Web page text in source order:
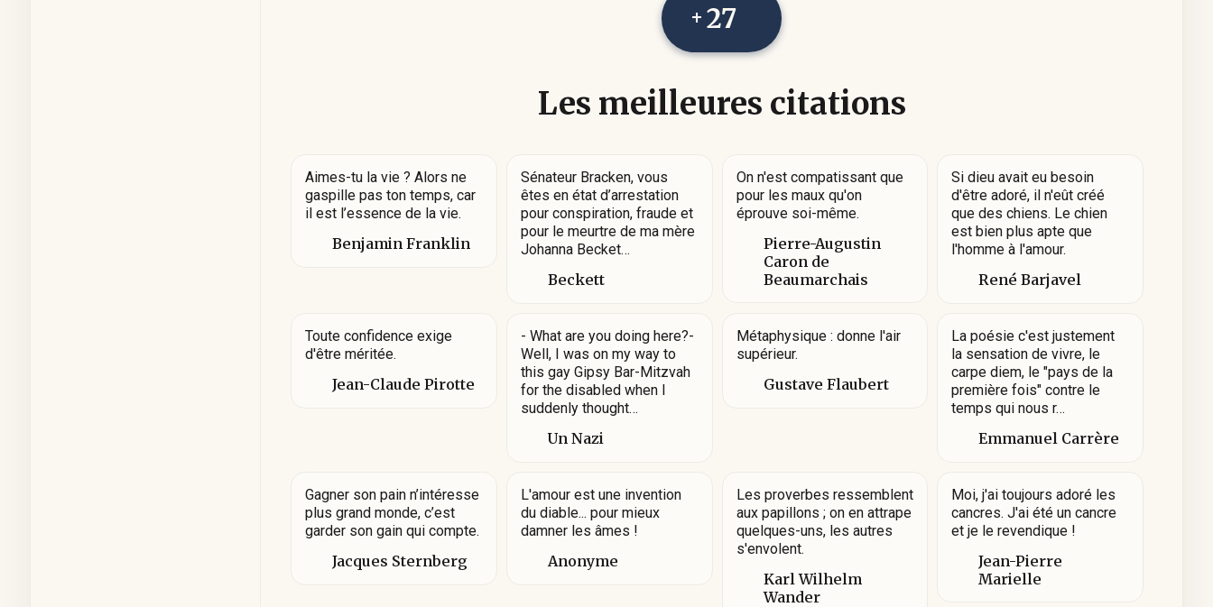
27
Les meilleures citations
Aimes-tu la vie ? Alors ne
gaspille pas ton temps, car
il est l’essence de la vie.
Benjamin Franklin
Sénateur Bracken, vous
êtes en état d’arrestation
pour conspiration, fraude et
pour le meurtre de ma mère
Johanna Becket…
Beckett
On n'est compatissant que
pour les maux qu'on
éprouve soi-même.
Pierre-Augustin
Caron de
Beaumarchais
Si dieu avait eu besoin
d'être adoré, il n'eût créé
que des chiens. Le chien
est bien plus apte que
l'homme à l'amour.
René Barjavel
Toute confidence exige
d'être méritée.
Jean-Claude Pirotte
- What are you doing here?-
Well, I was on my way to
this gay Gipsy Bar-Mitzvah
for the disabled when I
suddenly thought…
Un Nazi
Métaphysique : donne l'air
supérieur.
Gustave Flaubert
La poésie c'est justement
la sensation de vivre, le
carpe diem, le "pays de la
première fois" contre le
temps qui nous r…
Emmanuel Carrère
Gagner son pain n’intéresse
plus grand monde, c’est
garder son gain qui compte.
Jacques Sternberg
L'amour est une invention
du diable... pour mieux
damner les âmes !
Anonyme
Les proverbes ressemblent
aux papillons ; on en attrape
quelques-uns, les autres
s'envolent.
Karl Wilhelm
Wander
Moi, j'ai toujours adoré les
cancres. J'ai été un cancre
et je le revendique !
Jean-Pierre
Marielle